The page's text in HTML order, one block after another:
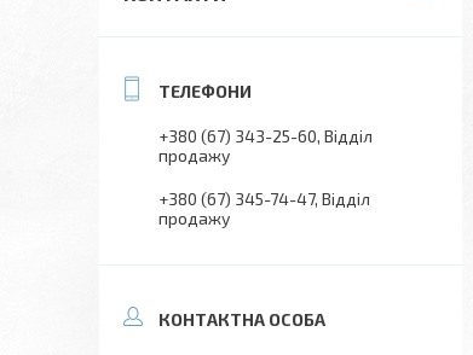
+380 (67) 343-25-60 Відділ
продажу
+380 (67) 345-74-47 Відділ
продажу